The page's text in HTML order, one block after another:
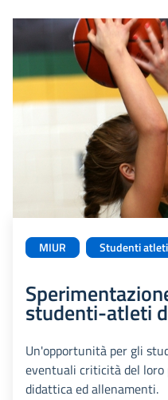
MIUR Studenti atleti
studenti-atleti
Un'opportunità per gli
eventuali criticità del loro
didattica ed allenamenti.